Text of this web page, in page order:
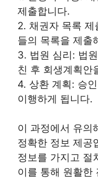
제출합니다.
2. 채권자 목록
들의 목록을 제출
3. 법원 심리: 법
친 후 회생계획안
4. 상환 계획: 승
이행하게 됩니다.
이 과정에서 유의
정확한 정보 제공
정보를 가지고 절
이를 통해 원활한